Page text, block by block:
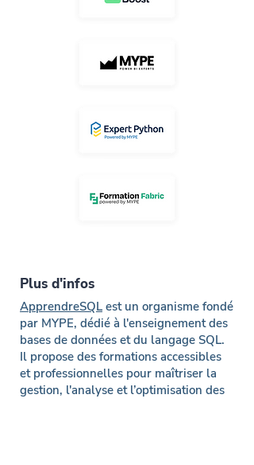
Plus d'infos
ApprendreSQL est un organisme fondé
par MYPE, dédié à l'enseignement des
bases de données et du langage SQL.
Il propose des formations accessibles
et professionnelles pour maîtriser la
gestion, l'analyse et l’optimisation des